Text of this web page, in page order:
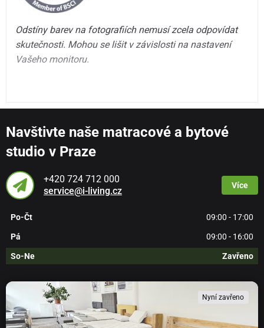
Odstíny barev na fotografiích nemusí zcela odpovídat
skutečnosti. Mohou se lišit v závislosti na nastavení
Vašeho monitoru.
Navštivte naše matracové a bytové
studio v Praze
+420 724 712 000
service@i-living.cz
Více
Po-Čt 09:00 - 17:00
Pá 09:00 - 16:00
So-Ne Zavřeno
Nyní zavřeno